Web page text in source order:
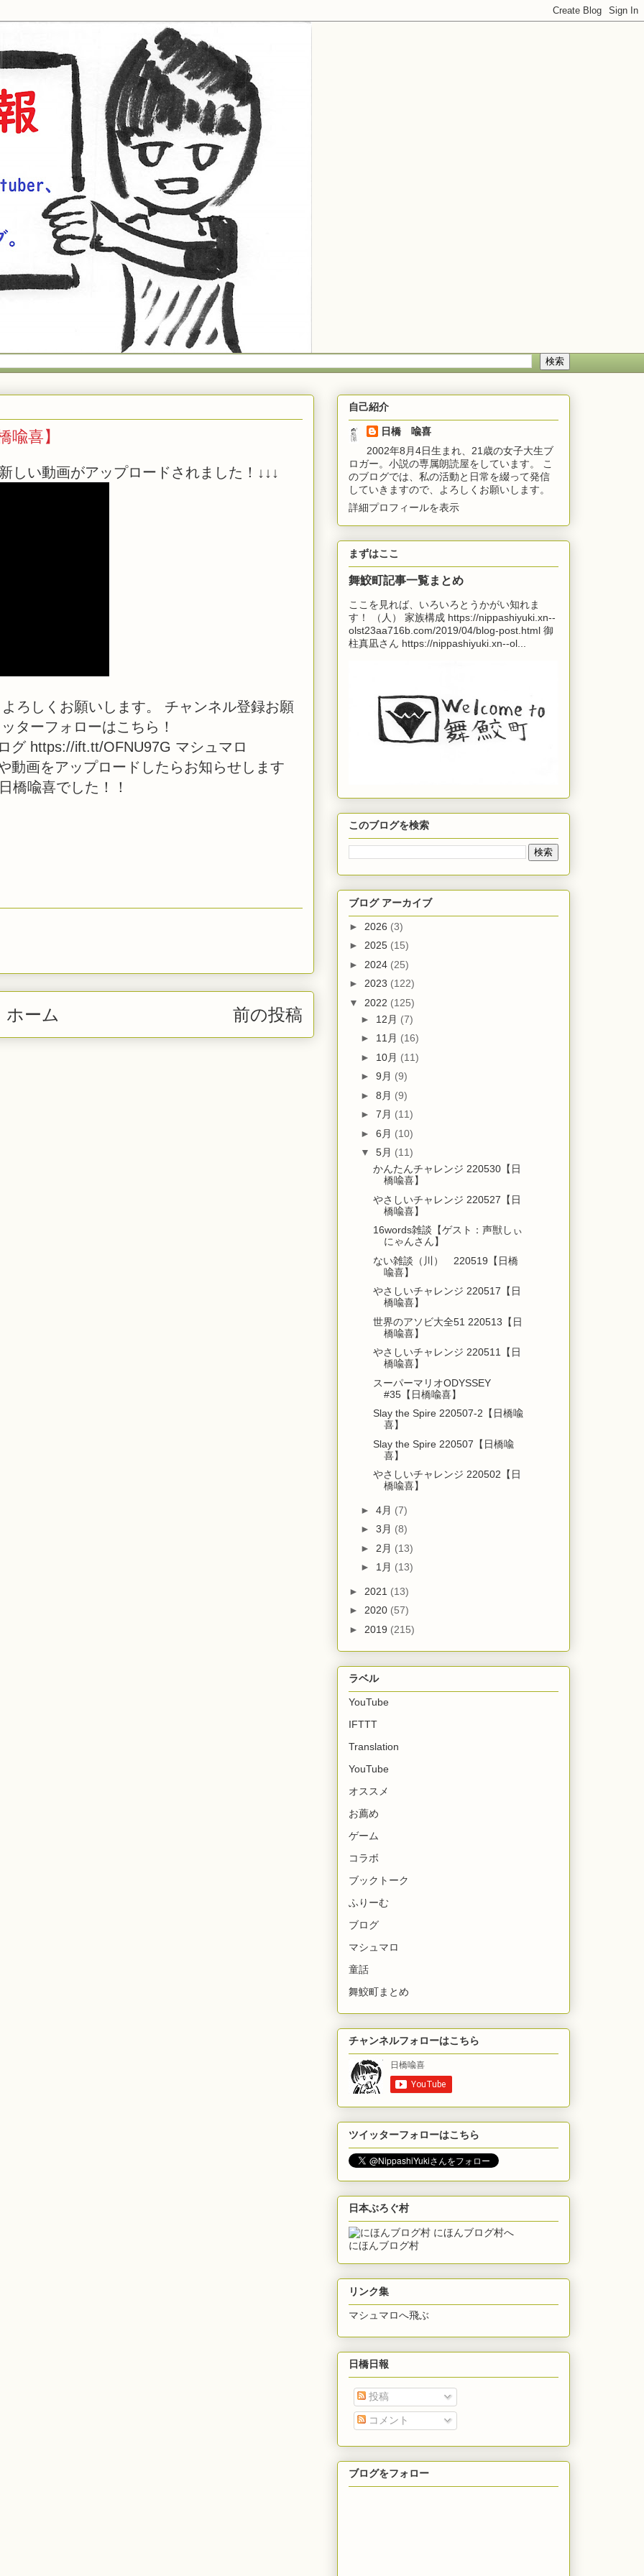
喜】
しい動画がアップロードされました！↓↓↓
ろしくお願いします。 チャンネル登録お願
ターフォローはこちら！
グ https://ift.tt/OFNU97G マシュマロ
動画をアップロードしたらお知らせします
橋喩喜でした！！
前の投稿
ホーム
自己紹介
日橋 喩喜
2002年8月4日生まれ、21歳の女子大生ブ
ロガー。小説の専属朗読屋をしています。 こ
のブログでは、私の活動と日常を綴って発信
していきますので、よろしくお願いします。
詳細プロフィールを表示
まずはここ
舞鮫町記事一覧まとめ
ここを見れば、いろいろとうかがい知れま
す！ （人） 家族構成 https://nippashiyuki.xn--
olst23aa716b.com/2019/04/blog-post.html 御
柱真凪さん https://nippashiyuki.xn--ol...
このブログを検索
ブログ アーカイブ
► 2026 (3)
► 2025 (15)
► 2024 (25)
► 2023 (122)
▼ 2022 (125)
► 12月 (7)
► 11月 (16)
► 10月 (11)
►9月 (9)
►8月 (9)
►7月 (11)
►6月 (10)
▼5月 (11)
かんたんチャレンジ 220530【日
橋喩喜】
やさしいチャレンジ 220527【日
橋喩喜】
16words雑談【ゲスト：声獣しぃ
にゃんさん】
ない雑談（川） 220519【日橋
喩喜】
やさしいチャレンジ 220517【日
橋喩喜】
世界のアソビ大全51 220513【日
橋喩喜】
やさしいチャレンジ 220511【日
橋喩喜】
スーパーマリオODYSSEY
#35【日橋喩喜】
Slay the Spire 220507-2【日橋喩
喜】
Slay the Spire 220507【日橋喩
喜】
やさしいチャレンジ 220502【日
橋喩喜】
►4月 (7)
►3月 (8)
► 2月 (13)
► 1月 (13)
► 2021 (13)
► 2020 (57)
► 2019 (215)
ラベル
YouTube
IFTTT
Translation
YouTube
オススメ
お薦め
ゲーム
コラボ
ブックトーク
ふりーむ
ブログ
マシュマロ
童話
舞鮫町まとめ
チャンネルフォローはこちら
ツイッターフォローはこちら
日本ぶろぐ村
にほんブログ村
リンク集
マシュマロへ飛ぶ
日橋日報
投稿
コメント
ブログをフォロー